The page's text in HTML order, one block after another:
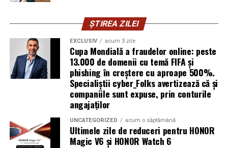
antreprenori care vor să ia decizii mai aliniate cu ce sunt
ei cu adevărat. Alege să fie vizibilă pentru că domeniul ei
câștigă credibilitate prin oameni, nu prin concepte.
Mihaela Antocheactivează în nutriție și sănătate.
Crede că informația corectă ajunge la oamenii potriviți
doar atunci când vine de la o sursă cu chip și nume.
De ce contează vizibilitatea, nu
doar activitatea
ȘTIREA ZILEI
EXCLUSIV acum 3 zile
Cupa Mondială a fraudelor online: peste
13.000 de domenii cu temă FIFA și
phishing în creștere cu aproape 500%.
Specialiștii cyber_Folks avertizează că și
companiile sunt expuse, prin conturile
angajaților
UNCATEGORIZED acum o săptămână
Ultimele zile de reduceri pentru HONOR
Magic V6 și HONOR Watch 6